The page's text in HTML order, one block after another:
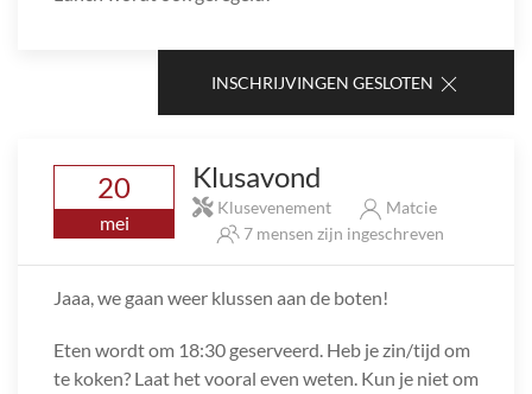
INSCHRIJVINGEN GESLOTEN
20
mei
Klusavond
Klusevenement
Matcie
7 mensen zijn ingeschreven
Jaaa, we gaan weer klussen aan de boten!
Eten wordt om 18:30 geserveerd. Heb je zin/tijd om
te koken? Laat het vooral even weten. Kun je niet om